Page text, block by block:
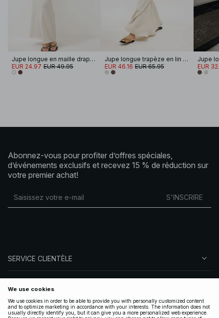
Jupe longue en maille drapée
EUR 24.97 EUR 49.95
Jupe longue trapèze en lin et lyocell
EUR 46.16 EUR 65.95 EUR
Abonnez-vous pour profiter d’offres spéciales,
d’événements exclusifs et recevez 15 % de réduction sur
votre premier achat!
S'INSCRIRE
SERVICE CLIENTÈLE
SUIVEZ-NOUS